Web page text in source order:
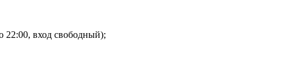
22:00, вход свободный);